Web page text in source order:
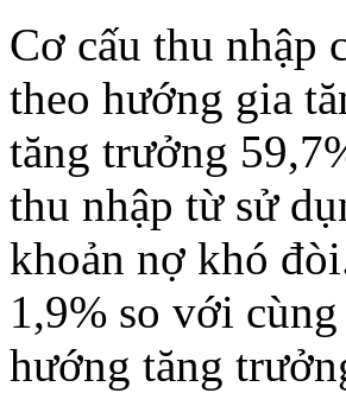
Cơ cấu thu nhập
theo hướng gia
tăng trưởng
thu nhập từ sử
khoản nợ khó
1,9% so với
hướng tăng